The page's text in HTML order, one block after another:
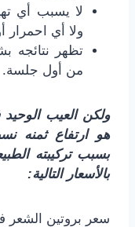
لا يسبب أي
ولا أي احمرار
تظهر نتائجه
من أول جلسة.
ولكن العيب
هو ارتفاع ثمنه
بسبب تركيبته
بالأسعار التالية:
سعر بروتين الشعر في